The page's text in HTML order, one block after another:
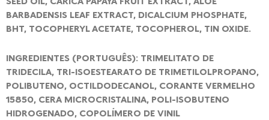
BARBADENSIS LEAF EXTRACT, DICALCIUM PHOSPHATE,
BHT, TOCOPHERYL ACETATE, TOCOPHEROL, TIN OXIDE.
INGREDIENTES (PORTUGUÊS): TRIMELITATO DE
TRIDECILA, TRI-ISOESTEARATO DE TRIMETILOLPROPANO,
POLIBUTENO, OCTILDODECANOL, CORANTE VERMELHO
15850, CERA MICROCRISTALINA, POLI-ISOBUTENO
HIDROGENADO, COPOLÍMERO DE VINIL